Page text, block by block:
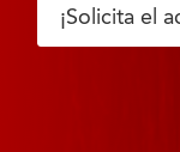
¡Solicita el